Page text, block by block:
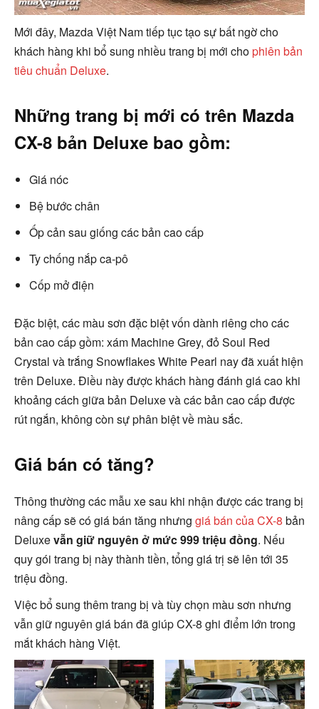
Mới đây, Mazda Việt Nam tiếp tục tạo sự bất ngờ cho
khách hàng khi bổ sung nhiều trang bị mới chophiên bản
tiêu chuẩn Deluxe.
Những trang bị mới có trên Mazda
CX-8 bản Deluxe bao gồm:
Giá nóc
Bệ bước chân
Ốp cản sau giống các bản cao cấp
Ty chống nắp ca-pô
Cốp mở điện
Đặc biệt, các màu sơn đặc biệt vốn dành riêng cho các
bản cao cấp gồm: xám Machine Grey, đỏ Soul Red
Crystal và trắng Snowflakes White Pearl nay đã xuất hiện
trên Deluxe. Điều này được khách hàng đánh giá cao khi
khoảng cách giữa bản Deluxe và các bản cao cấp được
rút ngắn, không còn sự phân biệt về màu sắc.
Giá bán có tăng?
Thông thường các mẫu xe sau khi nhận được các trang bị
nâng cấp sẽ có giá bán tăng nhưng giá bán của CX-8 bản
Deluxevẫn giữ nguyên ở mức 999 triệu đồng. Nếu
quy gói trang bị này thành tiền, tổng giá trị sẽ lên tới 35
triệu đồng.
Việc bổ sung thêm trang bị và tùy chọn màu sơn nhưng
vẫn giữ nguyên giá bán đã giúp CX-8 ghi điểm lớn trong
mắt khách hàng Việt.